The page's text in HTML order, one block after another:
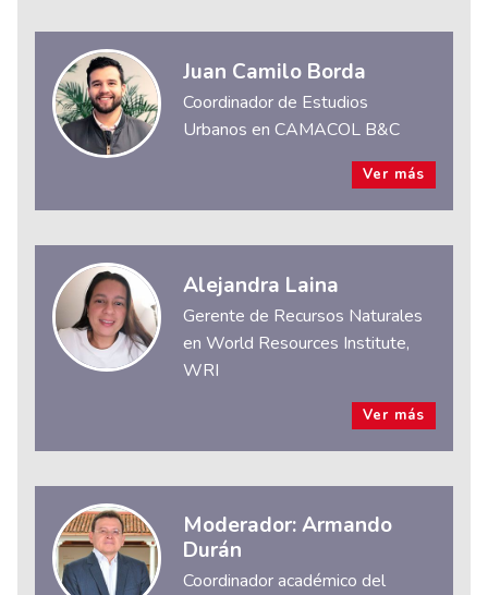
Juan Camilo Borda
Coordinador de Estudios
Urbanos en CAMACOL B&C
Ver más
Alejandra Laina
Gerente de Recursos Naturales
en World Resources Institute,
WRI
Ver más
Moderador: Armando
Durán
Coordinador académico del